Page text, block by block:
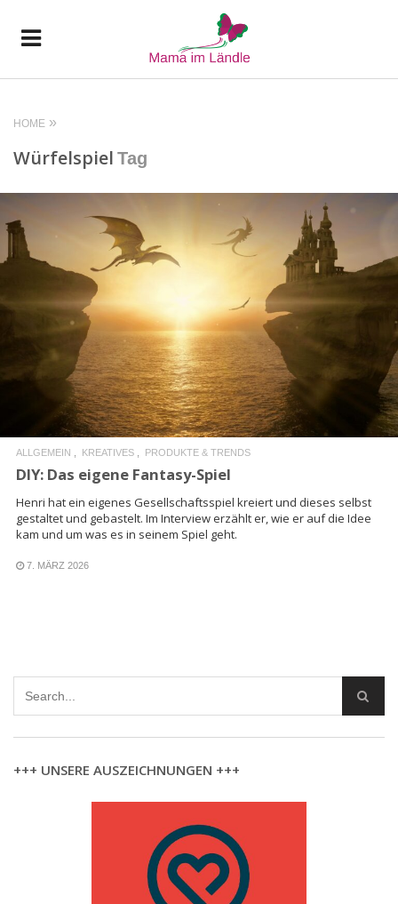
HOME
Würfelspiel Tag
READ MORE
ALLGEMEIN KREATIVES PRODUKTE & TRENDS
DIY: Das eigene Fantasy-Spiel
Henri hat ein eigenes Gesellschaftsspiel kreiert und dieses selbst
gestaltet und gebastelt. Im Interview erzählt er, wie er auf die Idee
kam und um was es in seinem Spiel geht.
7. MÄRZ 2026
+++ UNSERE AUSZEICHNUNGEN +++